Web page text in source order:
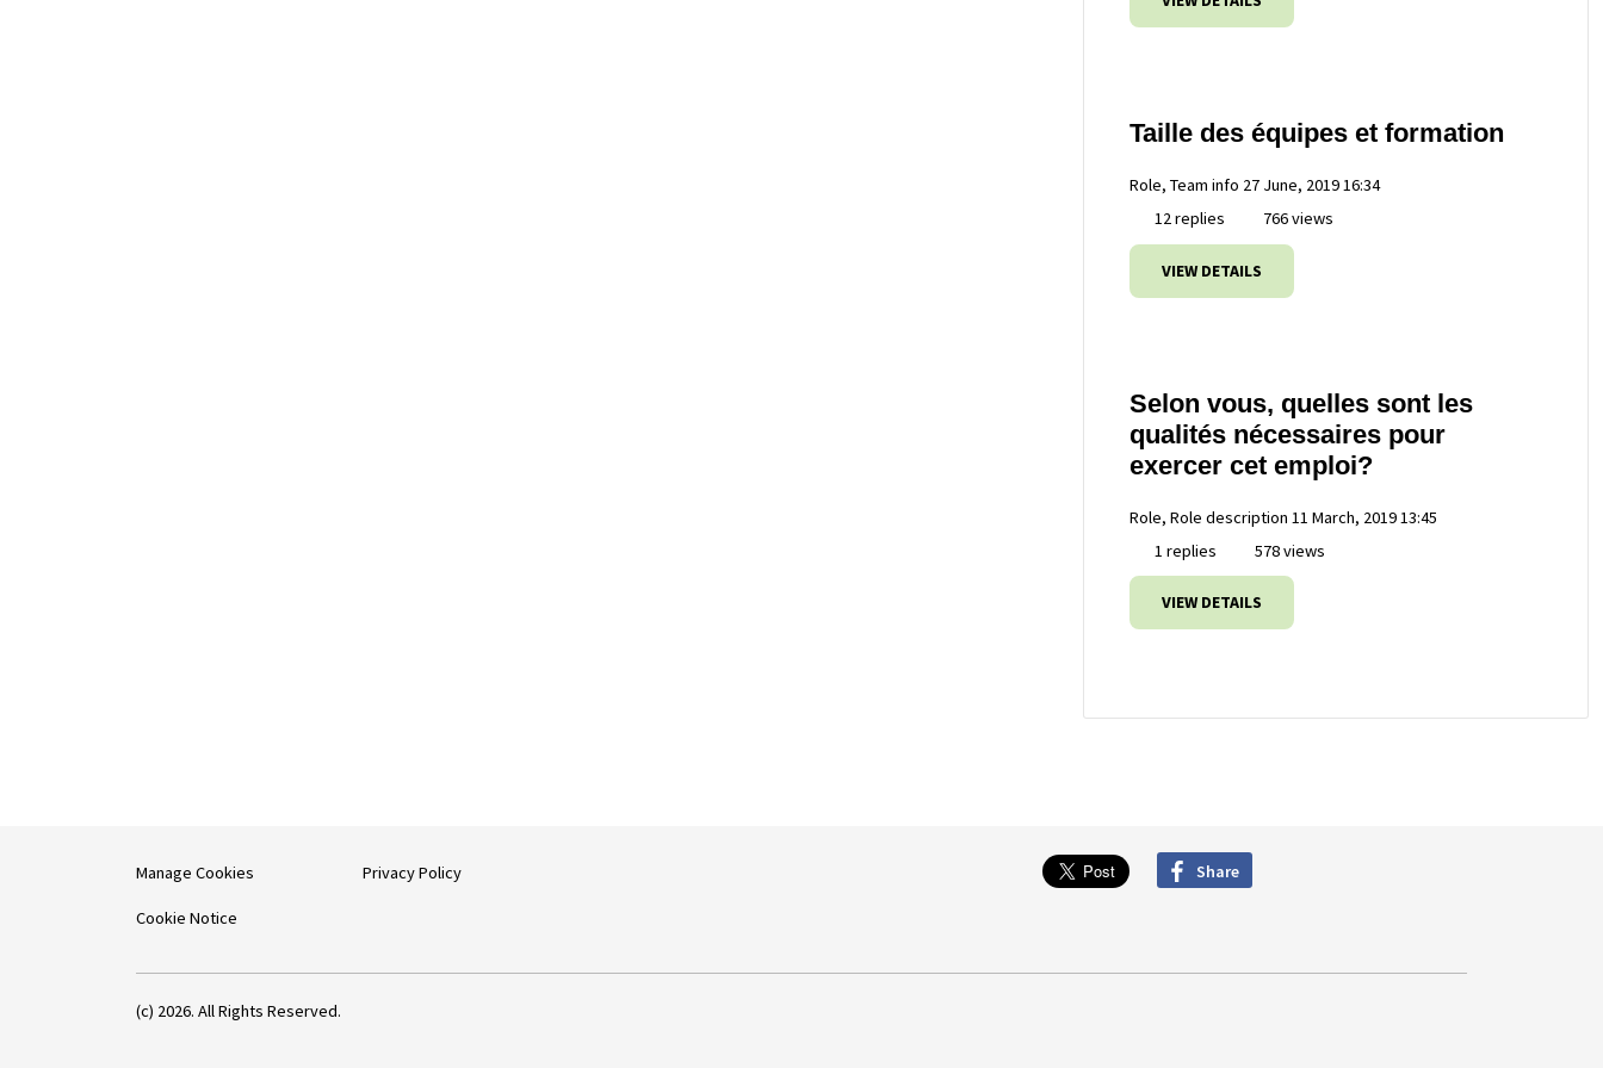
Taille des équipes et formation
Role, Team info 27 June, 2019 16:34
12 replies
766 views
VIEW DETAILS
Selon vous, quelles sont les
qualités nécessaires pour
exercer cet emploi?
Role, Role description 11 March, 2019 13:45
1 replies
578 views
VIEW DETAILS
Manage Cookies
Cookie Notice
Privacy Policy Share
(c) 2026. All Rights Reserved.